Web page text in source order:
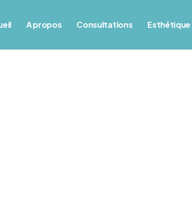
A propos Consultations Esthétique